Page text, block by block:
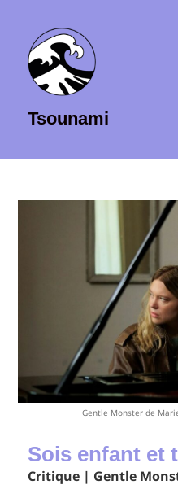
Tsounami
Gentle Monster de
Sois enfant et
Critique | Gentle